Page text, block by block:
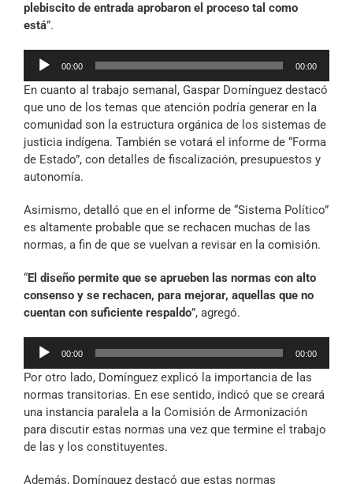
plebiscito de entrada aprobaron el proceso tal como
está”.
Reproductor
audio
00:00 00:00
En cuanto al trabajo semanal, Gaspar Domínguez destacó
que uno de los temas que atención podría generar en la
comunidad son la estructura orgánica de los sistemas de
justicia indígena. También se votará el informe de “Forma
de Estado”, con detalles de fiscalización, presupuestos y
autonomía.
Asimismo, detalló que en el informe de “Sistema Político”
es altamente probable que se rechacen muchas de las
normas, a fin de que se vuelvan a revisar en la comisión.
“El diseño permite que se aprueben las normas con alto
consenso y se rechacen, para mejorar, aquellas que no
cuentan con suficiente respaldo”, agregó.
Reproductor
audio
00:00 00:00
Por otro lado, Domínguez explicó la importancia de las
normas transitorias. En ese sentido, indicó que se creará
una instancia paralela a la Comisión de Armonización
para discutir estas normas una vez que termine el trabajo
de las y los constituyentes.
Además, Domínguez destacó que estas normas